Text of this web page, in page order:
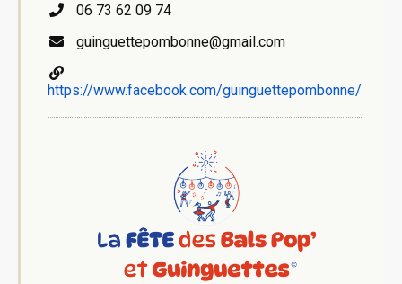
06 73 62 09 74
guinguettepombonne@gmail.com
https://www.facebook.com/guinguettepombonne/